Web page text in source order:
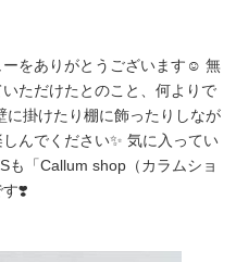
ーをありがとうございます☺️ 無
ただけたとのこと、何よりで
掛けたり棚に飾ったりしなが
んでください✨ 気に入ってい
も「Callum shop（カラムショ
す❣️